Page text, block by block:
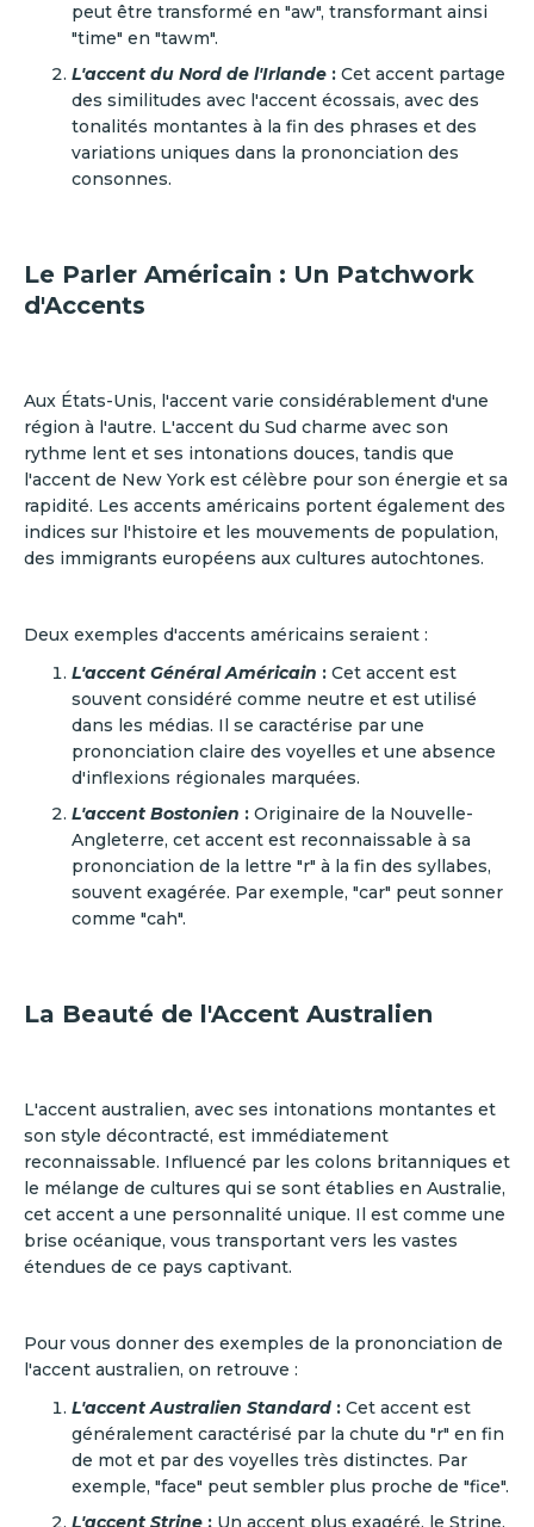
peut être transformé en "aw", transformant ainsi
"time" en "tawm".
L'accent du Nord de l'Irlande : Cet accent partage
des similitudes avec l'accent écossais, avec des
tonalités montantes à la fin des phrases et des
variations uniques dans la prononciation des
consonnes.
Le Parler Américain : Un Patchwork
d'Accents
Aux États-Unis, l'accent varie considérablement d'une
région à l'autre. L'accent du Sud charme avec son
rythme lent et ses intonations douces, tandis que
l'accent de New York est célèbre pour son énergie et sa
rapidité. Les accents américains portent également des
indices sur l'histoire et les mouvements de population,
des immigrants européens aux cultures autochtones.
Deux exemples d'accents américains seraient :
L'accent Général Américain : Cet accent est
souvent considéré comme neutre et est utilisé
dans les médias. Il se caractérise par une
prononciation claire des voyelles et une absence
d'inflexions régionales marquées.
L'accent Bostonien : Originaire de la Nouvelle-
Angleterre, cet accent est reconnaissable à sa
prononciation de la lettre "r" à la fin des syllabes,
souvent exagérée. Par exemple, "car" peut sonner
comme "cah".
La Beauté de l'Accent Australien
L'accent australien, avec ses intonations montantes et
son style décontracté, est immédiatement
reconnaissable. Influencé par les colons britanniques et
le mélange de cultures qui se sont établies en Australie,
cet accent a une personnalité unique. Il est comme une
brise océanique, vous transportant vers les vastes
étendues de ce pays captivant.
Pour vous donner des exemples de la prononciation de
l'accent australien, on retrouve :
L'accent Australien Standard : Cet accent est
généralement caractérisé par la chute du "r" en fin
de mot et par des voyelles très distinctes. Par
exemple, "face" peut sembler plus proche de "fice".
L'accent Strine : Un accent plus exagéré, le Strine,